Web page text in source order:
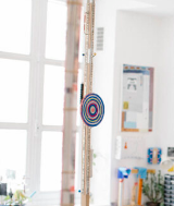
MAGAZINE
ESPACES DE